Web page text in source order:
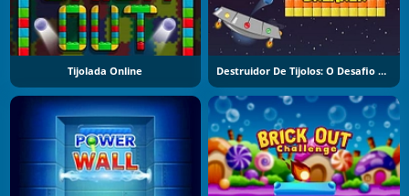
Tijolada Online Destruidor De Tijolos: O Desafio Final